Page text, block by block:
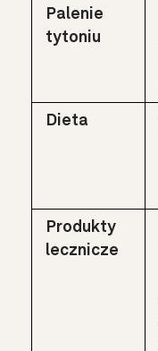
Palenie
tytoniu
Dieta
Produkty
lecznicze